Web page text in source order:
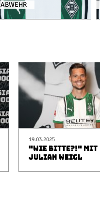
ABWEHR
19.03.2025
"WIE BITTE?!" MIT
JULIAN WEIGL